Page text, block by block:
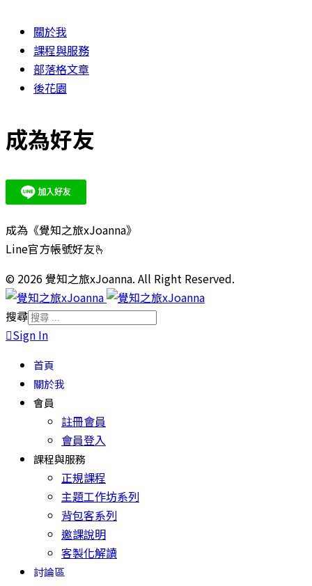
關於我
課程與服務
部落格文章
後花園
成為好友
成為《覺知之旅xJoanna》
Line官方帳號好友🫰
© 2026 覺知之旅xJoanna. All Right Reserved.
搜尋
Sign In
首頁
關於我
會員
註冊會員
會員登入
課程與服務
正規課程
主題工作坊系列
背包客系列
邀課說明
客製化解讀
討論區